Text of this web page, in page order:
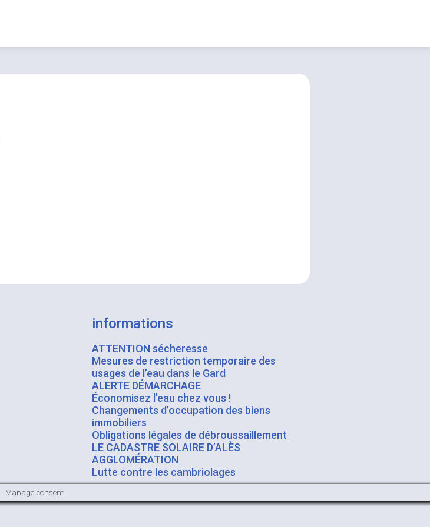
informations
ATTENTION sécheresse
Mesures de restriction temporaire des
usages de l’eau dans le Gard
ALERTE DÉMARCHAGE
Économisez l’eau chez vous !
Changements d’occupation des biens
immobiliers
Obligations légales de débroussaillement
LE CADASTRE SOLAIRE D’ALÈS
AGGLOMÉRATION
Lutte contre les cambriolages
Manage consent